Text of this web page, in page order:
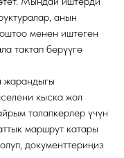
анын
менен иштеген
тактап берүүгө
жарандыгы
кыска жол
талапкерлер үчүн
маршрут катары
документтериңиз